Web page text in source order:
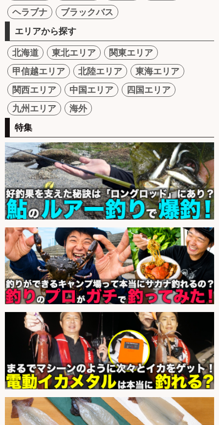
ヘラブナ
ブラックバス
エリアから探す
北海道 東北エリア
関東エリア
甲信越エリア
北陸エリア
東海エリア
関西エリア
中国エリア
四国エリア
九州エリア
海外
特集